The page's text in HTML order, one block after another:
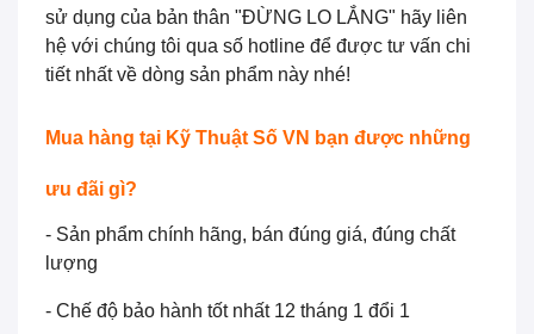
sử dụng của bản thân "ĐỪNG LO LẮNG" hãy liên
hệ với chúng tôi qua số hotline để được tư vấn chi
tiết nhất về dòng sản phẩm này nhé!
Mua hàng tại Kỹ Thuật Số VN bạn được những
ưu đãi gì?
- Sản phẩm chính hãng, bán đúng giá, đúng chất
lượng
- Chế độ bảo hành tốt nhất 12 tháng 1 đổi 1